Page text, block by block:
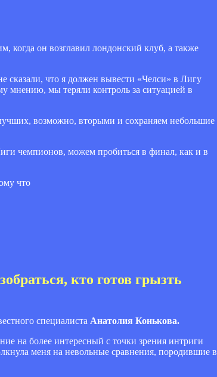
когда он возглавил лондонский клуб, а также
сказали, что я должен вывести «Челси» в Лигу
мнению, мы теряли контроль за ситуацией в
возможно, вторыми и сохраняем небольшие
чемпионов, можем пробиться в финал, как и в
что
кто готов грызть
специалиста Анатолия Конькова.
на более интересный с точки зрения интриги
меня на невольные сравнения, породившие в